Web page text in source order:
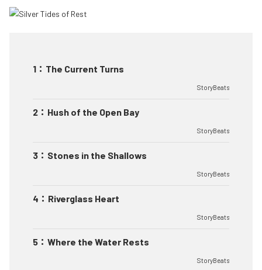
1 ： The Current Turns
StoryBeats
2 ： Hush of the Open Bay
StoryBeats
3 ： Stones in the Shallows
StoryBeats
4 ： Riverglass Heart
StoryBeats
5 ： Where the Water Rests
StoryBeats